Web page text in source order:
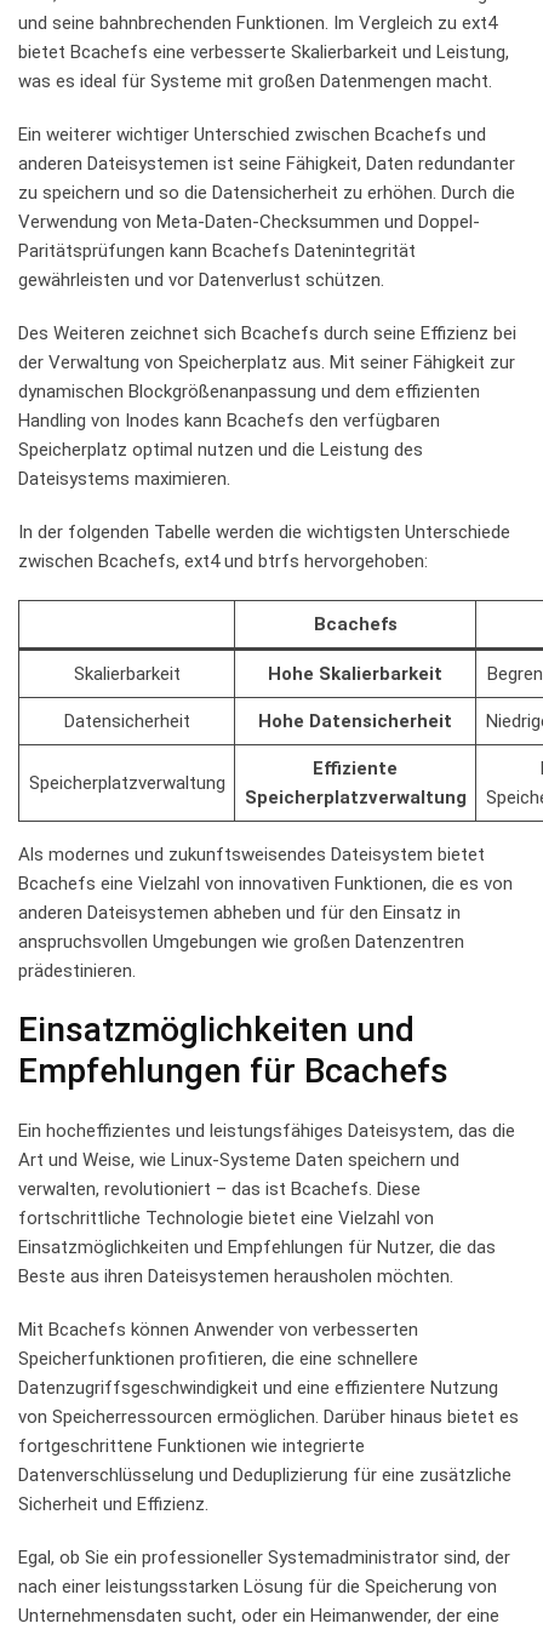
und seine‍ bahnbrechenden Funktionen. Im ⁣Vergleich zu ext4
bietet Bcachefs eine verbesserte Skalierbarkeit und Leistung,
was es ideal für Systeme mit großen Datenmengen macht.
Ein weiterer wichtiger Unterschied zwischen Bcachefs und
anderen Dateisystemen ⁤ist seine Fähigkeit, Daten redundanter
zu speichern und so die⁣ Datensicherheit zu erhöhen. Durch‍ die
Verwendung von Meta-Daten-Checksummen und Doppel-
Paritätsprüfungen kann Bcachefs Datenintegrität
gewährleisten und vor Datenverlust schützen.
Des Weiteren zeichnet sich Bcachefs durch seine Effizienz bei
der Verwaltung von⁤ Speicherplatz aus. Mit seiner Fähigkeit zur
dynamischen Blockgrößenanpassung und dem effizienten
Handling von Inodes kann Bcachefs den verfügbaren
Speicherplatz ​optimal nutzen und die Leistung des‌
Dateisystems maximieren.
In der folgenden Tabelle werden die wichtigsten Unterschiede
zwischen Bcachefs, ​ext4 und btrfs hervorgehoben:
Bcachefs
Skalierbarkeit Hohe Skalierbarkeit
Datensicherheit Hohe Datensicherheit
Speicherplatzverwaltung
Effiziente
Speicherplatzverwaltung
Als modernes und zukunftsweisendes ‌Dateisystem bietet
Bcachefs eine Vielzahl von innovativen Funktionen, die es von​
anderen Dateisystemen abheben und für ⁤den Einsatz in⁣
anspruchsvollen Umgebungen wie großen Datenzentren
prädestinieren.
Einsatzmöglichkeiten und
Empfehlungen für Bcachefs
Ein hocheffizientes und leistungsfähiges Dateisystem, das die
Art und Weise, wie Linux-Systeme Daten speichern und
verwalten, revolutioniert – das ist Bcachefs. Diese
fortschrittliche Technologie bietet eine Vielzahl von
Einsatzmöglichkeiten ​und Empfehlungen für ‌Nutzer, die das
Beste aus ihren Dateisystemen herausholen möchten.
Mit Bcachefs können Anwender von verbesserten
Speicherfunktionen profitieren, die eine schnellere
Datenzugriffsgeschwindigkeit und eine effizientere‍ Nutzung
‌von Speicherressourcen ermöglichen. Darüber hinaus bietet es
fortgeschrittene Funktionen wie ⁢integrierte
Datenverschlüsselung und Deduplizierung für eine zusätzliche
Sicherheit und Effizienz.
Egal, ob Sie ein professioneller Systemadministrator sind, der
nach einer leistungsstarken Lösung für die Speicherung von
Unternehmensdaten sucht, oder ein Heimanwender, der eine